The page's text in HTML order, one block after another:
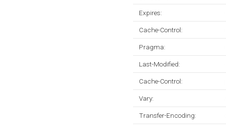
Expires:
Cache-Control:
Pragma:
Last-Modified:
Cache-Control:
Vary:
Transfer-Encoding: